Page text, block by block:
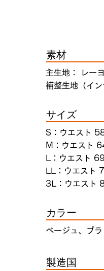
素材
主生地： レー
補整生地（イ
サイズ
S：ウエスト
M：ウエスト
L：ウエスト
LL：ウエス
3L：ウエスト
カラー
ベージュ、ブラ
製造国